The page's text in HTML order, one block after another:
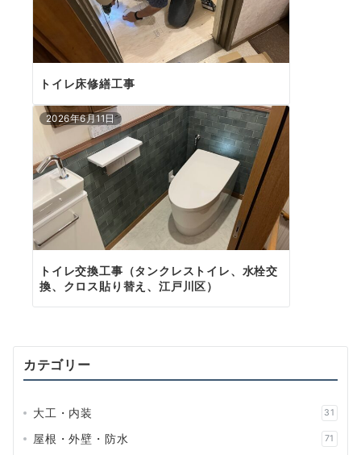
トイレ床修繕工事
2026年6月11日
トイレ交換工事（タンクレストイレ、水栓交
換、クロス貼り替え、江戸川区）
カテゴリー
大工・内装 31
屋根・外壁・防水 71